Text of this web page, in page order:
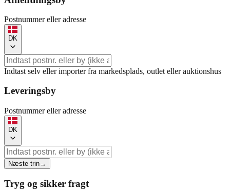
Postnummer eller adresse
DK
Indtast selv eller importer fra markedsplads, outlet eller auktionshus
Leveringsby
Postnummer eller adresse
DK
Næste trin→
Tryg og sikker fragt